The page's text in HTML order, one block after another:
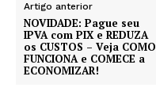
Artigo anterior
NOVIDADE: Pague seu
IPVA com PIX e REDUZA
os CUSTOS – Veja COMO
FUNCIONA e COMECE a
ECONOMIZAR!